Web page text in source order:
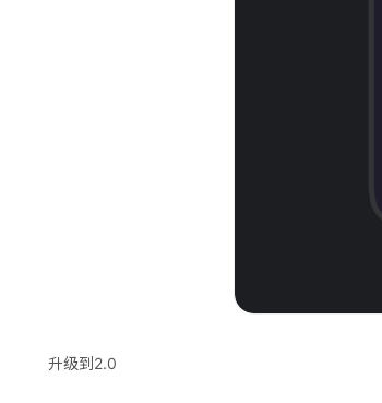
升级到2.0